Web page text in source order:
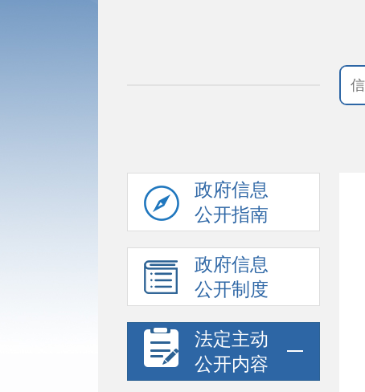
政府信息
公开指南
政府信息
公开制度
法定主动
公开内容